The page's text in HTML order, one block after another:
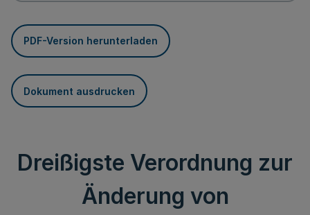
PDF-Version herunterladen
Dokument ausdrucken
Dreißigste Verordnung zur
Änderung von